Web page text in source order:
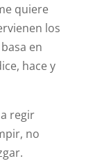
quiere
los
en
hace y
regir
no